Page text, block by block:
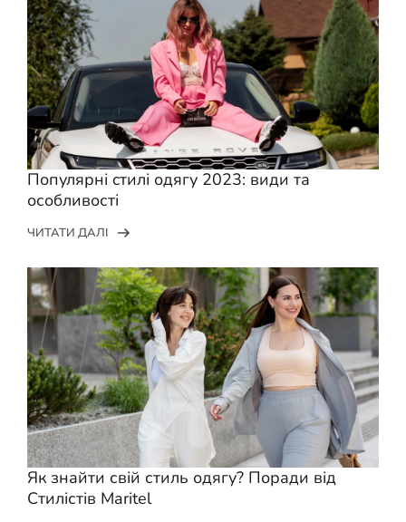
Популярні cтилі одягу 2023: види та
особливості
ЧИТАТИ ДАЛІ
Як знайти свій стиль одягу? Поради від
Стилістів Maritel